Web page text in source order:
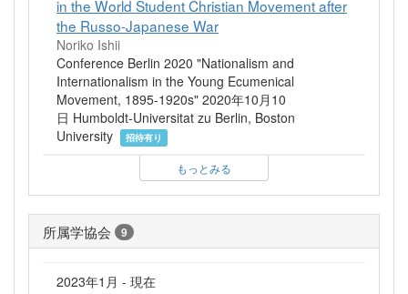
in the World Student Christian Movement after
the Russo-Japanese War
Noriko Ishii
Conference Berlin 2020 "Nationalism and
Internationalism in the Young Ecumenical
Movement, 1895-1920s" 2020年10月10
日 Humboldt-Universitat zu Berlin, Boston
University
招待有り
もっとみる
所属学協会 9
2023年1月 - 現在